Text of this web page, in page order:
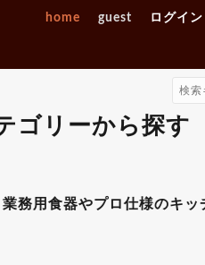
home guest ログイン
ゴリーから探す
食器やプロ仕様のキッチン
ピラー